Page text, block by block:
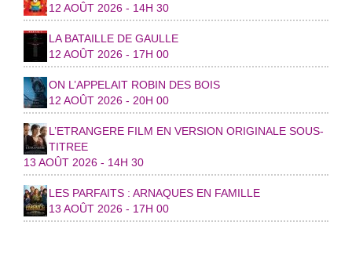
12 AOÛT 2026 - 14H 30
LA BATAILLE DE GAULLE
12 AOÛT 2026 - 17H 00
ON L’APPELAIT ROBIN DES BOIS
12 AOÛT 2026 - 20H 00
L’ETRANGERE FILM EN VERSION ORIGINALE SOUS-
TITREE
13 AOÛT 2026 - 14H 30
LES PARFAITS : ARNAQUES EN FAMILLE
13 AOÛT 2026 - 17H 00